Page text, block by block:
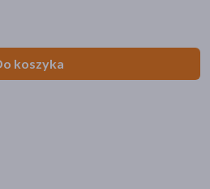
koszyka